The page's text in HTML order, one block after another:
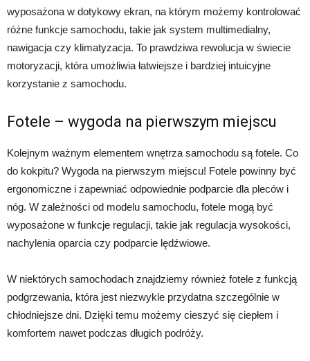
wyposażona w dotykowy ekran, na którym możemy kontrolować
różne funkcje samochodu, takie jak system multimedialny,
nawigacja czy klimatyzacja. To prawdziwa rewolucja w świecie
motoryzacji, która umożliwia łatwiejsze i bardziej intuicyjne
korzystanie z samochodu.
Fotele – wygoda na pierwszym miejscu
Kolejnym ważnym elementem wnętrza samochodu są fotele. Co
do kokpitu? Wygoda na pierwszym miejscu! Fotele powinny być
ergonomiczne i zapewniać odpowiednie podparcie dla pleców i
nóg. W zależności od modelu samochodu, fotele mogą być
wyposażone w funkcje regulacji, takie jak regulacja wysokości,
nachylenia oparcia czy podparcie lędźwiowe.
W niektórych samochodach znajdziemy również fotele z funkcją
podgrzewania, która jest niezwykle przydatna szczególnie w
chłodniejsze dni. Dzięki temu możemy cieszyć się ciepłem i
komfortem nawet podczas długich podróży.